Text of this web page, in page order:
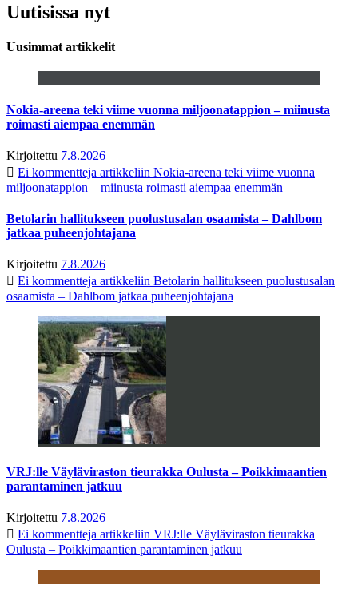
Uutisissa nyt
Uusimmat artikkelit
Nokia-areena teki viime vuonna miljoonatappion – miinusta
roimasti aiempaa enemmän
Kirjoitettu 7.8.2026
Ei kommentteja artikkeliin Nokia-areena teki viime vuonna
miljoonatappion – miinusta roimasti aiempaa enemmän
Betolarin hallitukseen puolustusalan osaamista – Dahlbom
jatkaa puheenjohtajana
Kirjoitettu 7.8.2026
Ei kommentteja artikkeliin Betolarin hallitukseen puolustusalan
osaamista – Dahlbom jatkaa puheenjohtajana
VRJ:lle Väyläviraston tieurakka Oulusta – Poikkimaantien
parantaminen jatkuu
Kirjoitettu 7.8.2026
Ei kommentteja artikkeliin VRJ:lle Väyläviraston tieurakka
Oulusta – Poikkimaantien parantaminen jatkuu